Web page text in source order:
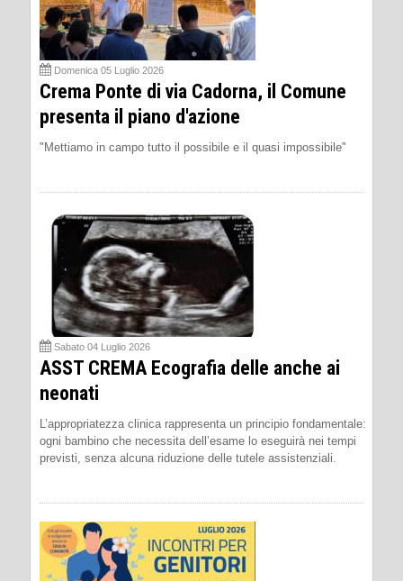
Domenica 05 Luglio 2026
Crema Ponte di via Cadorna, il Comune
presenta il piano d'azione
"Mettiamo in campo tutto il possibile e il quasi impossibile"
Sabato 04 Luglio 2026
ASST CREMA Ecografia delle anche ai
neonati
L’appropriatezza clinica rappresenta un principio fondamentale:
ogni bambino che necessita dell’esame lo eseguirà nei tempi
previsti, senza alcuna riduzione delle tutele assistenziali.